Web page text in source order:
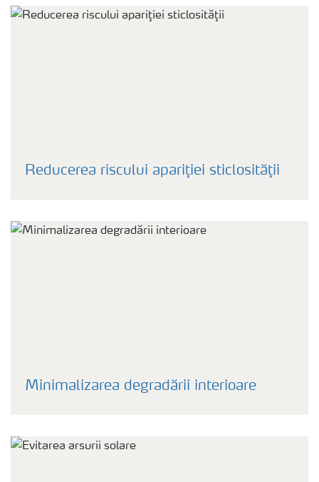
Reducerea riscului apariţiei sticlosităţii
Minimalizarea degradării interioare